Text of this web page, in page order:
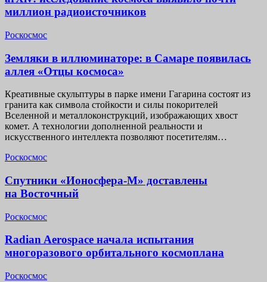
миллион радиоисточников
Роскосмос
Земляки в иллюминаторе: в Самаре появилась
аллея «Отцы космоса»
Креативные скульптуры в парке имени Гагарина состоят из
гранита как символа стойкости и силы покорителей
Вселенной и металлоконструкций, изображающих хвост
комет. А технологии дополненной реальности и
искусственного интеллекта позволяют посетителям…
Роскосмос
Спутники «Ионосфера-М» доставлены
на Восточный
Роскосмос
Radian Aerospace начала испытания
многоразового орбитального космоплана
Роскосмос